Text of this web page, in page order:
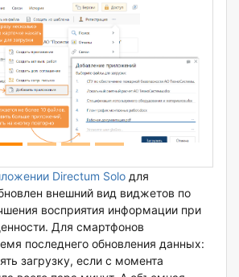
Directum Solo для
внешний вид виджетов по
восприятия информации при
Для смартфонов
последнего обновления данных:
загрузку, если с момента